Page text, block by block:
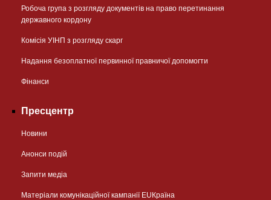
Робоча група з розгляду документів на право перетинання
державного кордону
Комісія УІНП з розгляду скарг
Надання безоплатної первинної правничої допомогти
Фінанси
Пресцентр
Новини
Анонси подій
Запити медіа
Матеріали комунікаційної кампанії EUКраїна